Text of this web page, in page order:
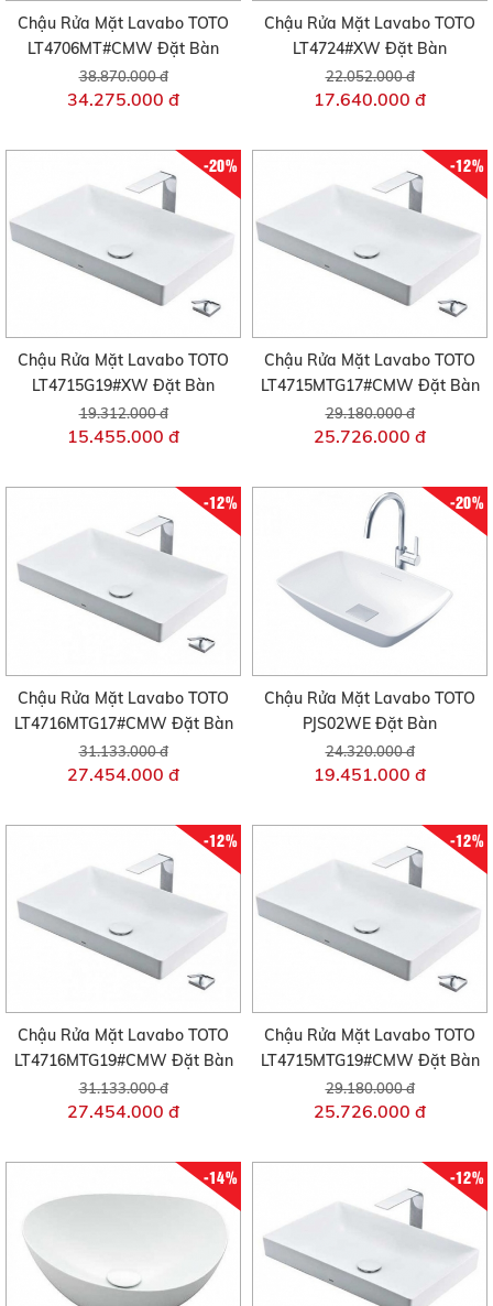
Chậu Rửa Mặt Lavabo TOTO
LT4706MT#CMW Đặt Bàn
38.870.000 đ
34.275.000 đ
Chậu Rửa Mặt Lavabo TOTO
LT4724#XW Đặt Bàn
22.052.000 đ
17.640.000 đ
-20%
Chậu Rửa Mặt Lavabo TOTO
LT4715G19#XW Đặt Bàn
19.312.000 đ
15.455.000 đ
-12%
Chậu Rửa Mặt Lavabo TOTO
LT4715MTG17#CMW Đặt Bàn
29.180.000 đ
25.726.000 đ
-12%
Chậu Rửa Mặt Lavabo TOTO
LT4716MTG17#CMW Đặt Bàn
31.133.000 đ
27.454.000 đ
-20%
Chậu Rửa Mặt Lavabo TOTO
PJS02WE Đặt Bàn
24.320.000 đ
19.451.000 đ
-12%
Chậu Rửa Mặt Lavabo TOTO
LT4716MTG19#CMW Đặt Bàn
31.133.000 đ
27.454.000 đ
-12%
Chậu Rửa Mặt Lavabo TOTO
LT4715MTG19#CMW Đặt Bàn
29.180.000 đ
25.726.000 đ
-14% -12%